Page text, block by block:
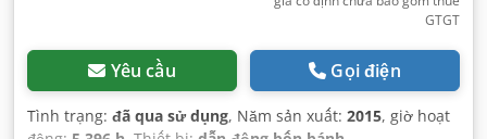
GTGT
Yêu cầu Gọi điện
Tình trạng: đã qua sử dụng, Năm sản xuất: 2015, giờ hoạt